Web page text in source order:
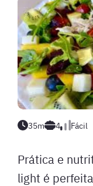
35m 4 Fácil
Prática e
light é